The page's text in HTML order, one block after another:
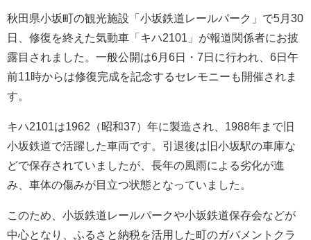
秋田県小坂町の観光施設「小坂鉄道レールパーク」で5月30
日、修復を終えた気動車「キハ2101」が報道関係者にお披
露目されました。一般公開は6月6日・7日に行われ、6日午
前11時からは修復完成を記念するセレモニーも開催されま
す。
キハ2101は1962（昭和37）年に製造され、1988年まで旧
小坂鉄道で活躍した車両です。引退後は旧小坂駅の車庫な
どで保存されていましたが、長年の風雨による劣化が進
み、車体の傷みが目立つ状態となっていました。
このため、小坂鉄道レールパークや小坂鉄道保存会などが
中心となり、ふるさと納税を活用した町のガバメントクラ